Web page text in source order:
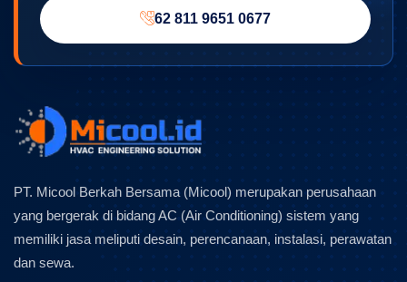
62 811 9651 0677
PT. Micool Berkah Bersama (Micool) merupakan perusahaan
yang bergerak di bidang AC (Air Conditioning) sistem yang
memiliki jasa meliputi desain, perencanaan, instalasi, perawatan
dan sewa.